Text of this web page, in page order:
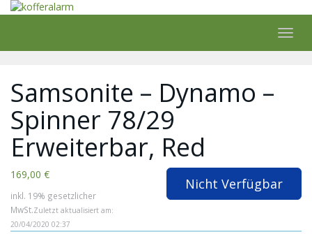
Skip
content
Samsonite – Dynamo –
Spinner 78/29
Erweiterbar, Red
169,00 €
inkl. 19% gesetzlicher
MwSt.Zuletzt aktualisiert am:
20/04/2020 02:37
Nicht Verfügbar